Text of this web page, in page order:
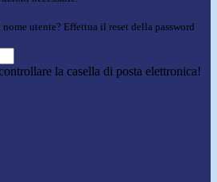
utente? Effettua il reset della password
la casella di posta elettronica!